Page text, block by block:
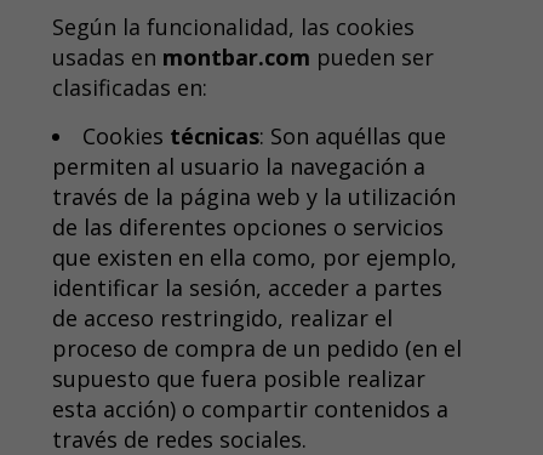
Según la funcionalidad, las cookies
usadas en montbar.com pueden ser
clasificadas en:
Cookies técnicas: Son aquéllas que
permiten al usuario la navegación a
través de la página web y la utilización
de las diferentes opciones o servicios
que existen en ella como, por ejemplo,
identificar la sesión, acceder a partes
de acceso restringido, realizar el
proceso de compra de un pedido (en el
supuesto que fuera posible realizar
esta acción) o compartir contenidos a
través de redes sociales.